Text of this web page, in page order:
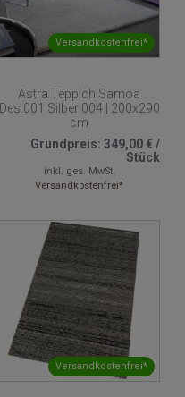
Versandkostenfrei*
Astra Teppich Samoa
Des.001 Silber 004 | 200x290
cm
Grundpreis: 349,00 €/
Stück
inkl. ges. MwSt.
Versandkostenfrei*
Versandkostenfrei*